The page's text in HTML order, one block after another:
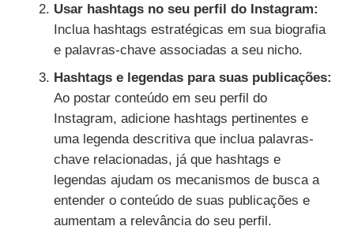
Usar hashtags no seu perfil do Instagram:
Inclua hashtags estratégicas em sua biografia
e palavras-chave associadas a seu nicho.
Hashtags e legendas para suas publicações:
Ao postar conteúdo em seu perfil do
Instagram, adicione hashtags pertinentes e
uma legenda descritiva que inclua palavras-
chave relacionadas, já que hashtags e
legendas ajudam os mecanismos de busca a
entender o conteúdo de suas publicações e
aumentam a relevância do seu perfil.